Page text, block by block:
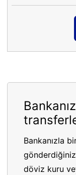
Bankanızla
gönderdiğiniz
döviz kuru